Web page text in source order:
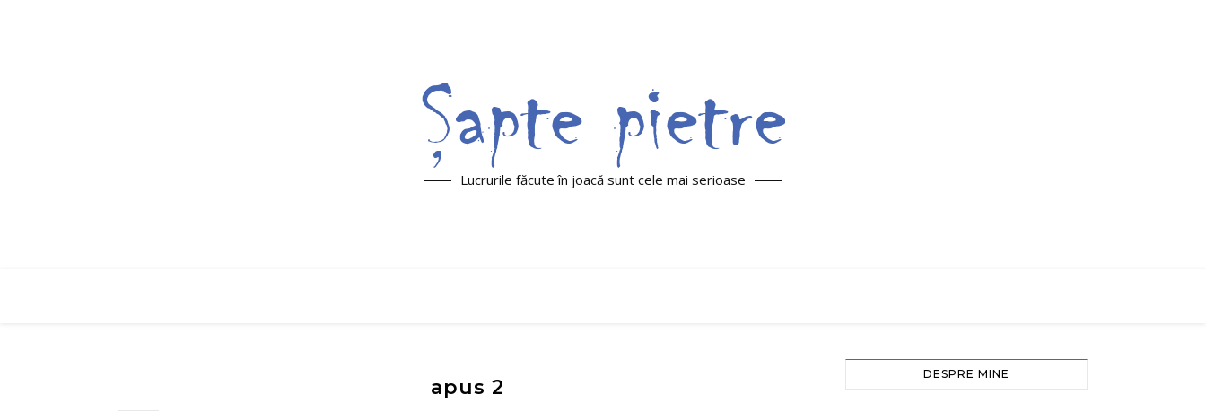
Lucrurile făcute în joacă sunt cele mai serioase
apus 2
DESPRE MINE